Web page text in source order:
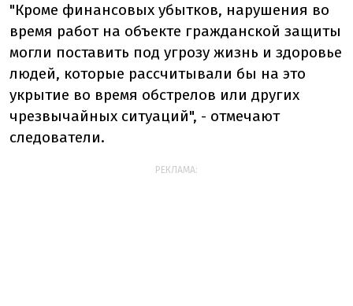
"Кроме финансовых убытков, нарушения во
время работ на объекте гражданской защиты
могли поставить под угрозу жизнь и здоровье
людей, которые рассчитывали бы на это
укрытие во время обстрелов или других
чрезвычайных ситуаций", - отмечают
следователи.
РЕКЛАМА: